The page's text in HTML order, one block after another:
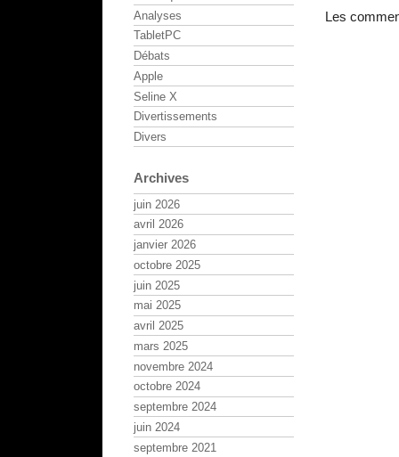
Les
Analyses
TabletPC
Débats
Apple
Seline X
Divertissements
Divers
Archives
juin 2026
avril 2026
janvier 2026
octobre 2025
juin 2025
mai 2025
avril 2025
mars 2025
novembre 2024
octobre 2024
septembre 2024
juin 2024
septembre 2021